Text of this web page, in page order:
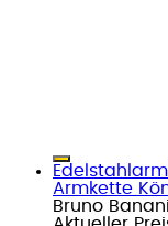
Armkette
Bruno Banani